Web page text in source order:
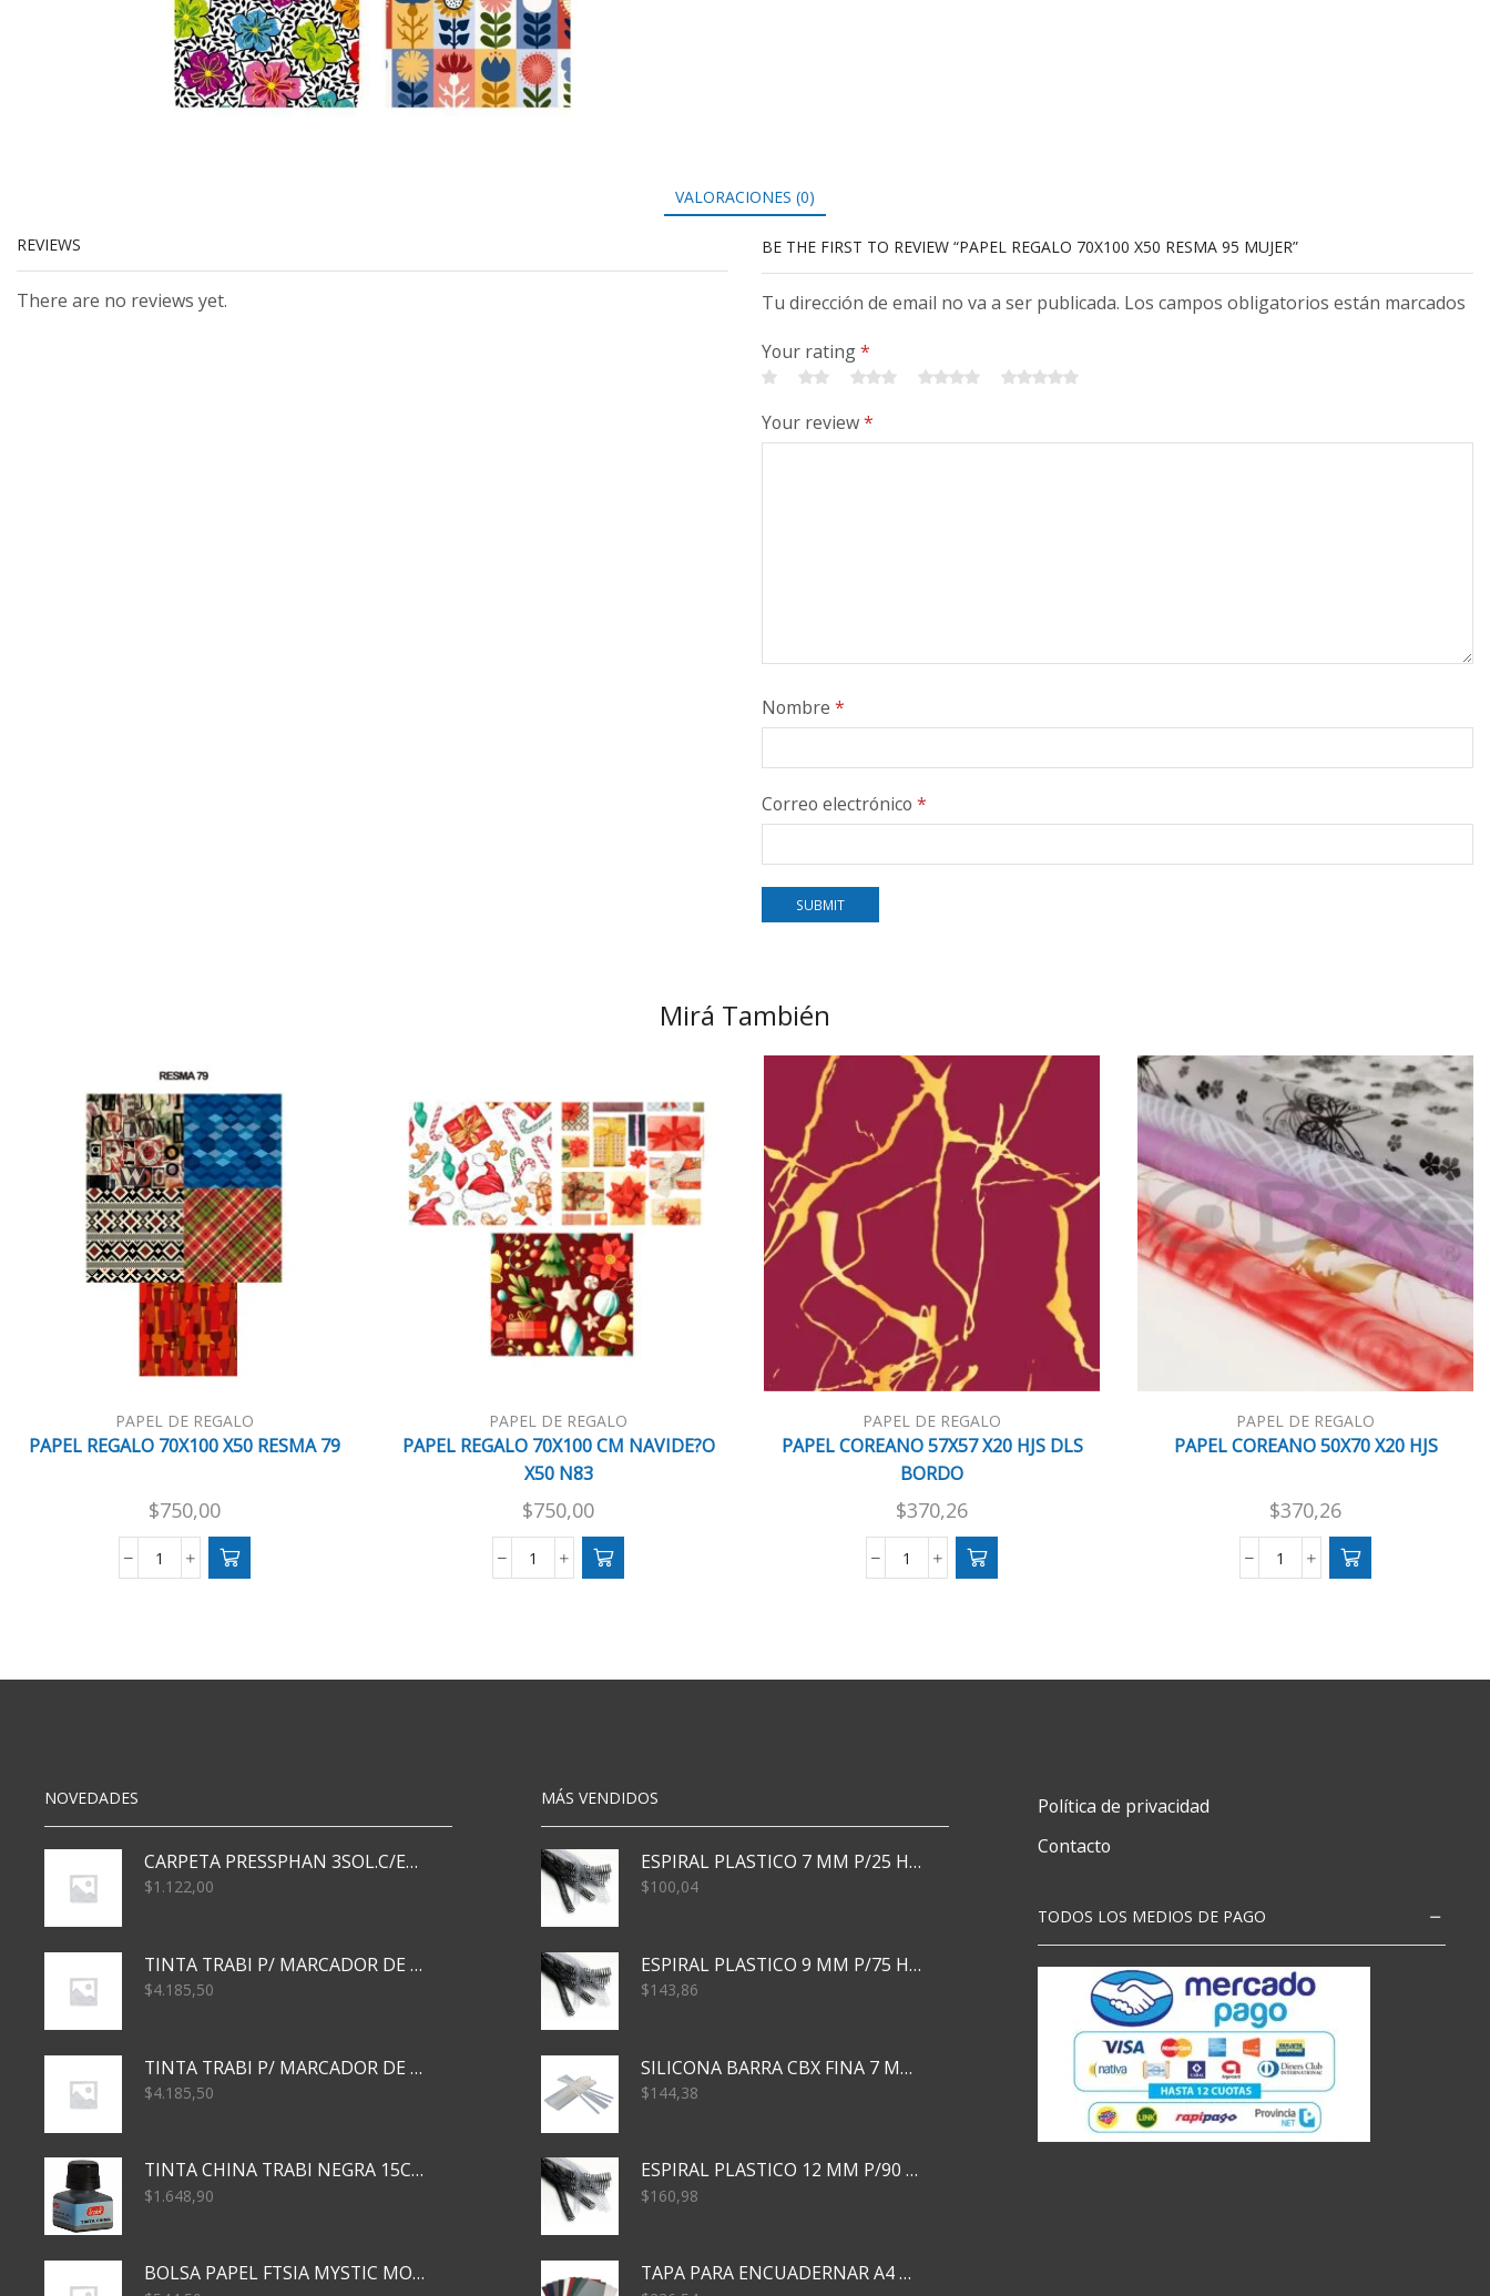
VALORACIONES (0)
REVIEWS
There are no reviews yet.
BE THE FIRST TO REVIEW “PAPEL REGALO 70X100 X50 RESMA 95 MUJER”
Tu dirección de email no va a ser publicada. Los campos obligatorios están marcados
Your rating*
Your review*
Nombre *
Correo electrónico *
Mirá También
PAPEL DE REGALO
PAPEL REGALO 70X100 X50 RESMA 79
$750,00
PAPEL
79
PAPEL DE REGALO
PAPEL REGALO 70X100 CM NAVIDE?O
X50 N83
$750,00
PAPEL
O
PAPEL DE REGALO
PAPEL COREANO 57X57 X20 HJS DLS
BORDO
$370,26
PAPEL
DLS
PAPEL DE REGALO
PAPEL COREANO 50X70 X20 HJS
$370,26
PAPEL
cantidad
NOVEDADES
CARPETA PRESSPHAN 3SOL.C/ELAST MARRON A4 P01A
$1.122,00
TINTA TRABI P/ MARCADOR DE PIZARRA x30ml AZUL
$4.185,50
TINTA TRABI P/ MARCADOR DE PIZARRA x30ml ROJO
$4.185,50
TINTA CHINA TRABI NEGRA 15CC TR3460
$1.648,90
BOLSA PAPEL FTSIA MYSTIC MONKEY 14/08/20
MÁS VENDIDOS
ESPIRAL PLASTICO 7 MM P/25 HJS X50x3000
$100,04
ESPIRAL PLASTICO 9 MM P/75 HJS X50X2400
$143,86
SILICONA BARRA CBX FINA 7 MM 28 CM
$144,38
ESPIRAL PLASTICO 12 MM P/90 HJS X50X1500
$160,98
TAPA PARA ENCUADERNAR A4 TRANSP x50x500
Política de privacidad
Contacto
TODOS LOS MEDIOS DE PAGO